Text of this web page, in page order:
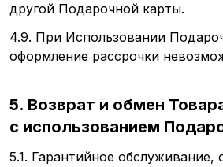
другой Подарочной карты.
4.9. При Использовании
оформление рассрочки
5. Возврат и обмен
с использованием
5.1. Гарантийное обслуживание,